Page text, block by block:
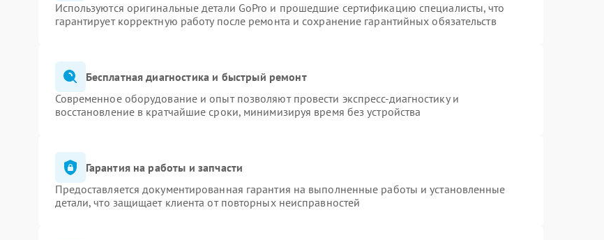
Используются оригинальные детали GoPro и прошедшие сертификацию специалисты, что
гарантирует корректную работу после ремонта и сохранение гарантийных обязательств
Бесплатная диагностика и быстрый ремонт
Современное оборудование и опыт позволяют провести экспресс-диагностику и
восстановление в кратчайшие сроки, минимизируя время без устройства
Гарантия на работы и запчасти
Предоставляется документированная гарантия на выполненные работы и установленные
детали, что защищает клиента от повторных неисправностей